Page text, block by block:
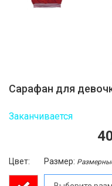
Сарафан для
Заканчивается
Цвет: Размер: